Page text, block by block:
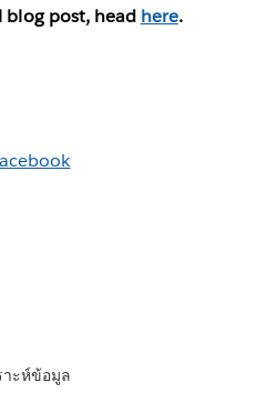
blog post, head here.
าะห์ข้อมูล